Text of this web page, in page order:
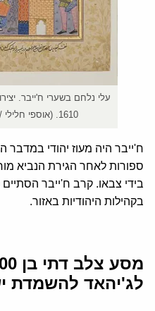
עלי נלחם בשערי ח'ייבר.
1610. (אוספי חלילי / CC-BY-SA 3.0 IGO)
ספורות לאחר הגירת הנביא
בידי צבאו. קרב ח'ייבר
בקהילות היהודיות באזור.
לג'יהאד להשמדת